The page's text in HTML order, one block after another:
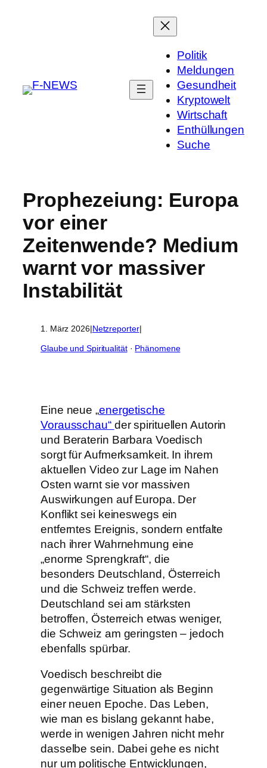
Politik
Meldungen
Gesundheit
Kryptowelt
Wirtschaft
Enthüllungen
Suche
Prophezeiung: Europa
vor einer
Zeitenwende? Medium
warnt vor massiver
Instabilität
1. März 2026|Netzreporter|
Glaube und Spiritualität · Phänomene
Eine neue „energetische
Vorausschau“ der spirituellen Autorin
und Beraterin Barbara Voedisch
sorgt für Aufmerksamkeit. In ihrem
aktuellen Video zur Lage im Nahen
Osten warnt sie vor massiven
Auswirkungen auf Europa. Der
Konflikt sei keineswegs ein
entferntes Ereignis, sondern entfalte
nach ihrer Wahrnehmung eine
„enorme Sprengkraft“, die
besonders Deutschland, Österreich
und die Schweiz treffen werde.
Deutschland sei am stärksten
betroffen, Österreich etwas weniger,
die Schweiz am geringsten – jedoch
ebenfalls spürbar.
Voedisch beschreibt die
gegenwärtige Situation als Beginn
einer neuen Epoche. Das Leben,
wie man es bislang gekannt habe,
werde in wenigen Jahren nicht mehr
dasselbe sein. Dabei gehe es nicht
nur um politische Entwicklungen,